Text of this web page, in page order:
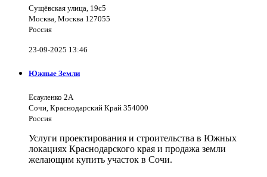
Сущёвская улица, 19с5
Москва, Москва 127055
Россия
23-09-2025 13:46
Южные Земли
Есауленко 2А
Сочи, Краснодарский Край 354000
Россия
Услуги проектирования и строительства в Южных
локациях Краснодарского края и продажа земли
желающим купить участок в Сочи.